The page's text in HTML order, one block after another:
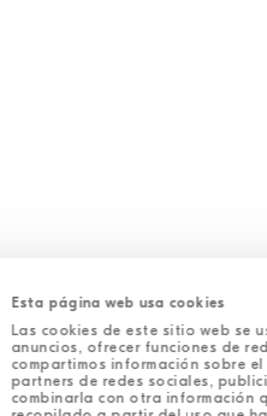
Esta página web usa cookies
Las cookies de este sitio web se
anuncios, ofrecer funciones de
compartimos información sobre
partners de redes sociales,
combinarla con otra información